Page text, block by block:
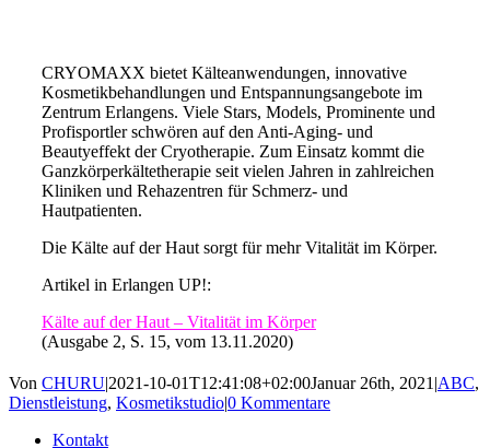
CRYOMAXX bietet Kälteanwendungen, innovative
Kosmetikbehandlungen und Entspannungsangebote im
Zentrum Erlangens. Viele Stars, Models, Prominente und
Profisportler schwören auf den Anti-Aging- und
Beautyeffekt der Cryotherapie. Zum Einsatz kommt die
Ganzkörperkältetherapie seit vielen Jahren in zahlreichen
Kliniken und Rehazentren für Schmerz- und
Hautpatienten.
Die Kälte auf der Haut sorgt für mehr Vitalität im Körper.
Artikel in Erlangen UP!:
Kälte auf der Haut – Vitalität im Körper
(Ausgabe 2, S. 15, vom 13.11.2020)
Von CHURU|2021-10-01T12:41:08+02:00Januar 26th, 2021 |ABC,
Dienstleistung, Kosmetikstudio|0 Kommentare
Kontakt